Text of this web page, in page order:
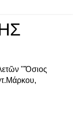
"Ὅσιος